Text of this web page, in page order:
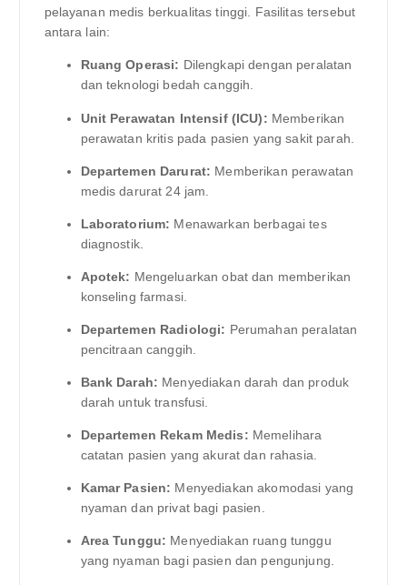
pelayanan medis berkualitas tinggi. Fasilitas tersebut
antara lain:
Ruang Operasi: Dilengkapi dengan peralatan
dan teknologi bedah canggih.
Unit Perawatan Intensif (ICU): Memberikan
perawatan kritis pada pasien yang sakit parah.
Departemen Darurat: Memberikan perawatan
medis darurat 24 jam.
Laboratorium: Menawarkan berbagai tes
diagnostik.
Apotek: Mengeluarkan obat dan memberikan
konseling farmasi.
Departemen Radiologi: Perumahan peralatan
pencitraan canggih.
Bank Darah: Menyediakan darah dan produk
darah untuk transfusi.
Departemen Rekam Medis: Memelihara
catatan pasien yang akurat dan rahasia.
Kamar Pasien: Menyediakan akomodasi yang
nyaman dan privat bagi pasien.
Area Tunggu: Menyediakan ruang tunggu
yang nyaman bagi pasien dan pengunjung.